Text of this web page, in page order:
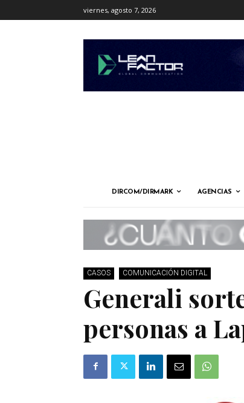
viernes, agosto 7, 2026
DIRCOM/DIRMARK AGENCIAS
CASOS COMUNICACIÓN DIGITAL
Generali
personas a